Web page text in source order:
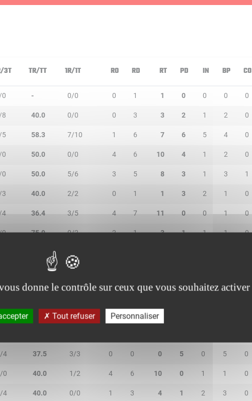
3T TR/TT 1R/1T RO RD RT PD IN BP CO
0 - 0/0 0 1 1 0 0 0 0
8 40.0 0/0 0 3 3 2 1 2 0
5 58.3 7/10 1 6 7 6 5 4 0
0 50.0 0/0 4 6 10 4 1 2 0
0 50.0 5/6 3 5 8 3 1 3 1
3 40.0 2/2 0 1 1 3 2 1 0
4 36.4 3/5 4 7 11 0 0 1 0
0 75.0 0/2 2 1 3 1 1 1 0
3T TR/TT 1R/1T RO RD RT
4 37.5 3/3 0 0 0 5 0 5 0
0 40.0 1/2 4 6 10 0 1 1 0
4 40.0 0/0 1 3 4 1 2 3 0
donne le contrôle sur ceux que vous souhaitez activer
Tout refuser Personnaliser